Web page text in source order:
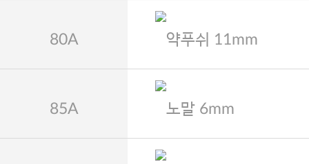
80A 약푸쉬 11mm
85A 노말 6mm